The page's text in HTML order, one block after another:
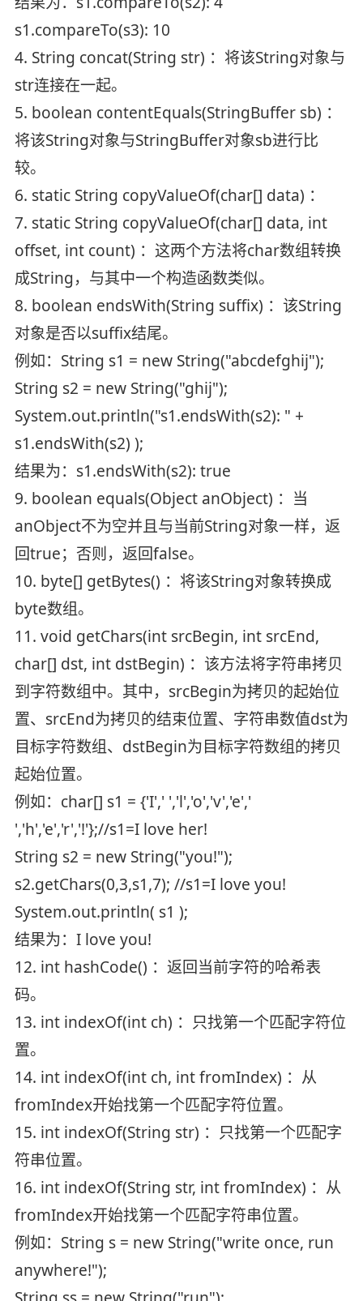
s1.compareTo(s3): 10
4. String concat(String str) ：将该String对象与
str连接在一起。
5. boolean contentEquals(StringBuffer sb) ：
将该String对象与StringBuffer对象sb进行比
较。
6. static String copyValueOf(char[] data) ：
7. static String copyValueOf(char[] data, int
offset, int count) ：这两个方法将char数组转换
成String，与其中一个构造函数类似。
8. boolean endsWith(String suffix) ：该String
对象是否以suffix结尾。
例如：String s1 = new String("abcdefghij");
String s2 = new String("ghij");
System.out.println("s1.endsWith(s2): " +
s1.endsWith(s2) );
结果为：s1.endsWith(s2): true
9. boolean equals(Object anObject) ：当
anObject不为空并且与当前String对象一样，返
回true；否则，返回false。
10. byte[] getBytes() ：将该String对象转换成
byte数组。
11. void getChars(int srcBegin, int srcEnd,
char[] dst, int dstBegin) ：该方法将字符串拷贝
到字符数组中。其中，srcBegin为拷贝的起始位
置、srcEnd为拷贝的结束位置、字符串数值dst为
目标字符数组、dstBegin为目标字符数组的拷贝
起始位置。
例如：char[] s1 = {'I',' ','l','o','v','e','
','h','e','r','!'};//s1=I love her!
String s2 = new String("you!");
s2.getChars(0,3,s1,7); //s1=I love you!
System.out.println( s1 );
结果为：I love you!
12. int hashCode() ：返回当前字符的哈希表
码。
13. int indexOf(int ch) ：只找第一个匹配字符位
置。
14. int indexOf(int ch, int fromIndex) ：从
fromIndex开始找第一个匹配字符位置。
15. int indexOf(String str) ：只找第一个匹配字
符串位置。
16. int indexOf(String str, int fromIndex) ：从
fromIndex开始找第一个匹配字符串位置。
例如：String s = new String("write once, run
anywhere!");